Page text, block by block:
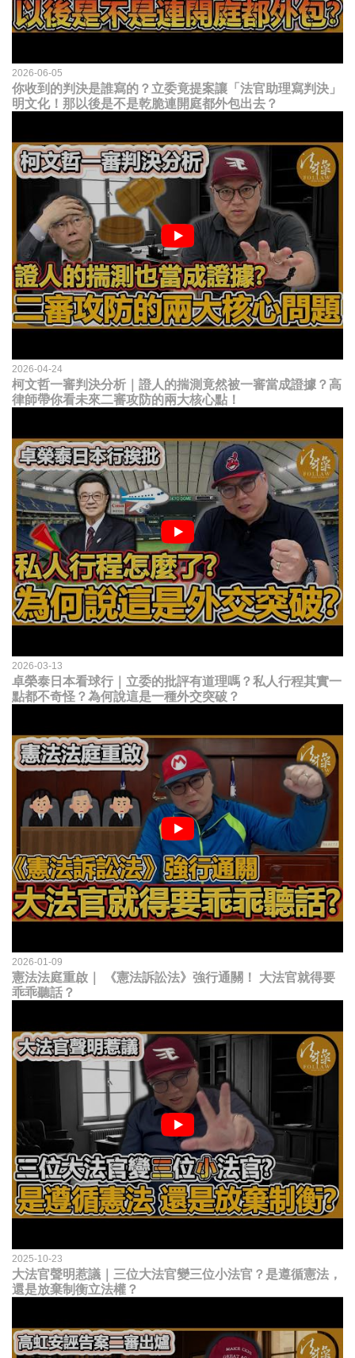
2026-06-05
你收到的判決是誰寫的？立委竟提案讓「法官助理寫判決」
明文化！那以後是不是乾脆連開庭都外包出去？
2026-04-24
柯文哲一審判決分析｜證人的揣測竟然被一審當成證據？高
律師帶你看未來二審攻防的兩大核心點！
2026-03-13
卓榮泰日本看球行｜立委的批評有道理嗎？私人行程其實一
點都不奇怪？為何說這是一種外交突破？
2026-01-09
憲法法庭重啟｜ 《憲法訴訟法》強行通關！ 大法官就得要
乖乖聽話？
2025-10-23
大法官聲明惹議｜三位大法官變三位小法官？是遵循憲法，
還是放棄制衡立法權？